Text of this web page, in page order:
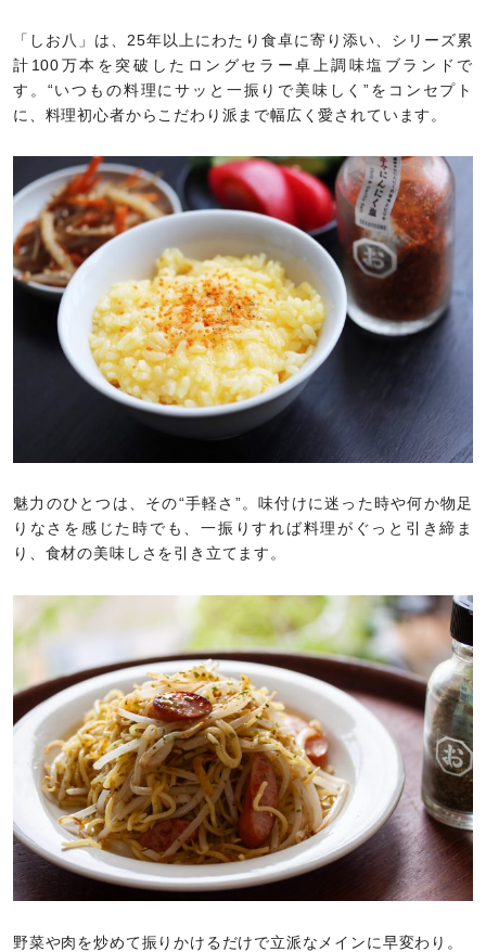
「しお八」は、25年以上にわたり食卓に寄り添い、シリーズ累
計100万本を突破したロングセラー卓上調味塩ブランドで
す。“いつもの料理にサッと一振りで美味しく”をコンセプト
に、料理初心者からこだわり派まで幅広く愛されています。
魅力のひとつは、その“手軽さ”。味付けに迷った時や何か物足
りなさを感じた時でも、一振りすれば料理がぐっと引き締ま
り、食材の美味しさを引き立てます。
野菜や肉を炒めて振りかけるだけで立派なメインに早変わり。